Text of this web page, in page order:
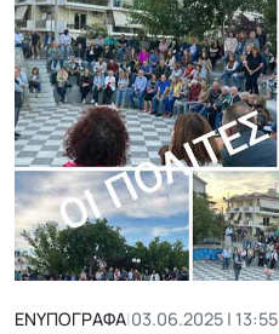
ΕΝΥΠΟΓΡΑΦΑ|03.06.2025 | 13:55